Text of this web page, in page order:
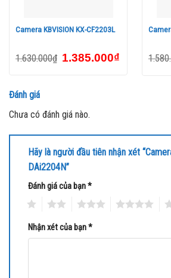
Camera KBVISION KX-CF2203L
1.630.000₫ 1.385.000₫
Đánh giá
Chưa có đánh giá nào.
Hãy là người đầu tiên nhận xét
DAi2204N”
Đánh giá của bạn*
Nhận xét của bạn*